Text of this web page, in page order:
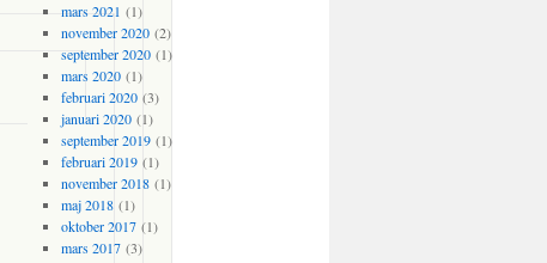
mars 2021 (1)
november 2020(2)
september 2020(1)
mars 2020(1)
februari 2020(3)
januari 2020(1)
september 2019(1)
februari 2019(1)
november 2018(1)
maj 2018(1)
oktober 2017(1)
mars 2017(3)